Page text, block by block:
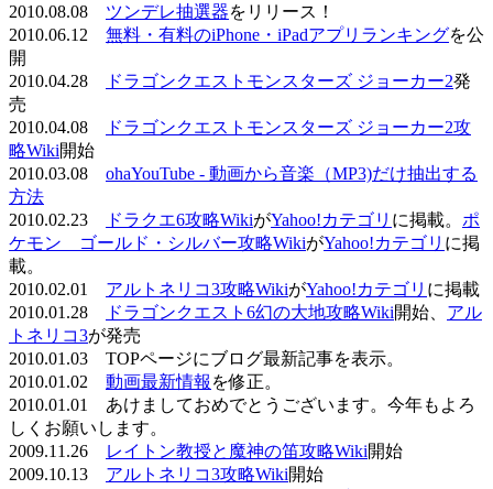
2010.08.08 ツンデレ抽選器をリリース！
2010.06.12 無料・有料のiPhone・iPadアプリランキングを公
開
2010.04.28
ドラゴンクエストモンスターズ ジョーカー2発
売
2010.04.08
ドラゴンクエストモンスターズ ジョーカー2攻
略Wiki開始
2010.03.08 ohaYouTube - 動画から音楽（MP3)だけ抽出する
方法
2010.02.23
ドラクエ6攻略WikiがYahoo!カテゴリ に掲載。 ポ
ケモン ゴールド・シルバー攻略WikiがYahoo!カテゴリ に掲
載。
2010.02.01 アルトネリコ3攻略WikiがYahoo!カテゴリ に掲載
2010.01.28
ドラゴンクエスト6幻の大地攻略Wiki開始、 アル
トネリコ3が発売
2010.01.03 TOPページにブログ最新記事を表示。
2010.01.02 動画最新情報 を修正。
2010.01.01 あけましておめでとうございます。今年もよろ
しくお願いします。
2009.11.26
レイトン教授と魔神の笛攻略Wiki開始
2009.10.13 アルトネリコ3攻略Wiki開始